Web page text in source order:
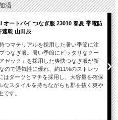
済
オートバイ つなぎ服 23010 春夏 帯電防
速乾 山田辰
つマテリアルを採用した暑い季節に注
つなぎ服。暑い季節にピッタリなクー
ゼック」を採用した爽快つなぎ服が新
ので通気性に優れ、約11%のストレッ
はダーツとマチを採用し、大容量を確保
なスタイルを持ちながらも郡を抜く爽や
す。